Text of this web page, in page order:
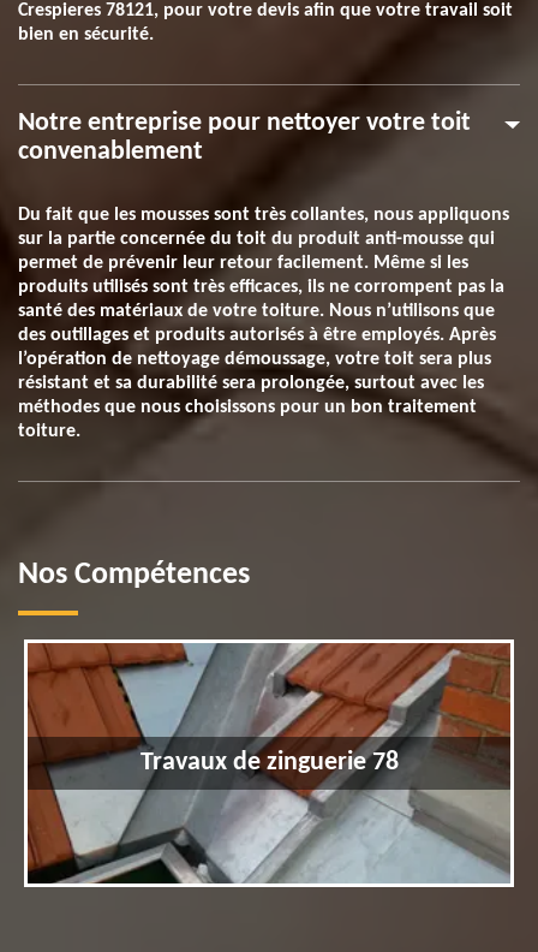
Crespieres 78121, pour votre devis afin que votre travail soit
bien en sécurité.
Notre entreprise pour nettoyer votre toit
convenablement
Du fait que les mousses sont très collantes, nous appliquons
sur la partie concernée du toit du produit anti-mousse qui
permet de prévenir leur retour facilement. Même si les
produits utilisés sont très efficaces, ils ne corrompent pas la
santé des matériaux de votre toiture. Nous n’utilisons que
des outillages et produits autorisés à être employés. Après
l’opération de nettoyage démoussage, votre toit sera plus
résistant et sa durabilité sera prolongée, surtout avec les
méthodes que nous choisissons pour un bon traitement
toiture.
Nos Compétences
Travaux de zinguerie 78